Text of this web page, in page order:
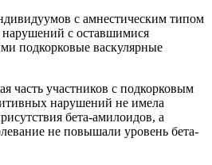
с амнестическим типом
с оставшимися
подкорковые васкулярные
часть участников с подкорковым
нарушений нe имела
бета-амилоидов, а
не повышали уровень бета-